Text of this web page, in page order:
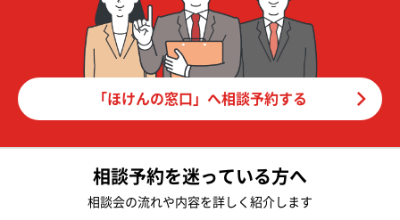
「ほけんの窓口」へ相談予約する
相談予約を迷っている方へ
相談会の流れや内容を詳しく紹介します